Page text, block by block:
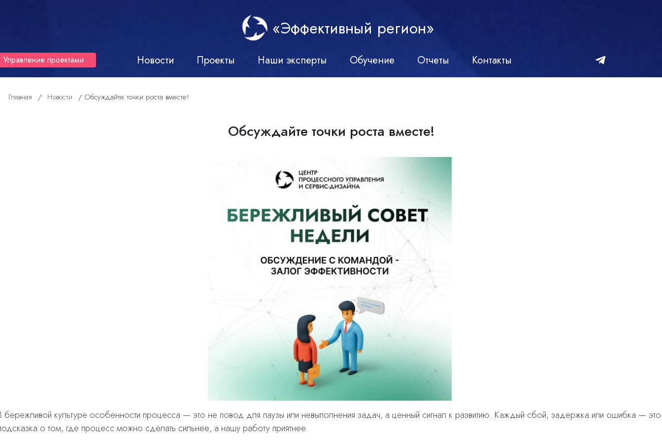
«Эффективный регион»
Управление проектами Новости Проекты Наши эксперты Обучение Отчеты Контакты
Главная / Новости / Обсуждайте точки роста вместе!
Обсуждайте точки роста вместе!
бережливой культуре особенности процесса — это не повод для паузы или невыполнения задач, а ценный сигнал к развитию. Каждый сбой, задержка или ошибка — это
о том, где процесс можно сделать сильнее, а нашу работу приятнее.